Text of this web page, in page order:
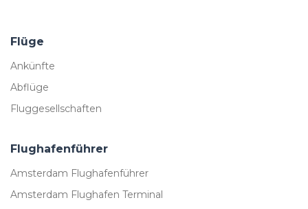
Flüge
Ankünfte
Abflüge
Fluggesellschaften
Flughafenführer
Amsterdam Flughafenführer
Amsterdam Flughafen Terminal